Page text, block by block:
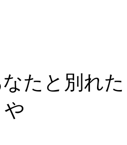
たと別れ